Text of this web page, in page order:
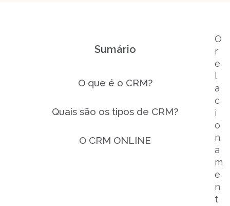
O
r
e
l
a
c
i
o
n
a
m
e
n
t
Sumário
O que é o CRM?
Quais são os tipos de CRM?
O CRM ONLINE